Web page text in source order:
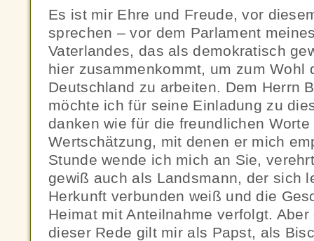
Es ist mir Ehre und Freude, vor
sprechen – vor dem Parlament
Vaterlandes, das als demokratisch
hier zusammenkommt, um zum Wohl
Deutschland zu arbeiten. Dem Herrn
möchte ich für seine Einladung zu
danken wie für die freundlichen
Wertschätzung, mit denen er mich
Stunde wende ich mich an Sie,
gewiß auch als Landsmann, der sich
Herkunft verbunden weiß und die
Heimat mit Anteilnahme verfolgt.
dieser Rede gilt mir als Papst, als